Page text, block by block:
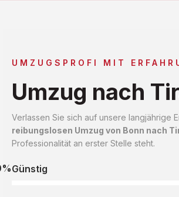
UMZUGSPROFI MIT
Umzug nach
Verlassen Sie sich auf unsere langjährige
reibungslosen Umzug von Bonn nach
Professionalität an erster Stelle steht.
Günstig